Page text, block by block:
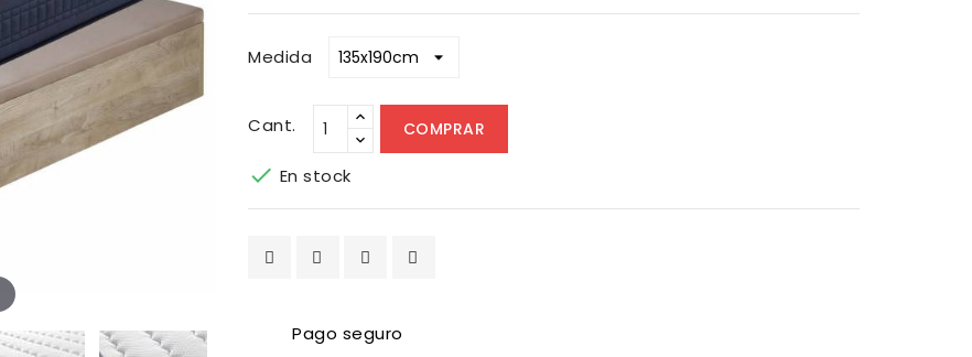
Medida
Cant. COMPRAR
 En stock
Pago seguro